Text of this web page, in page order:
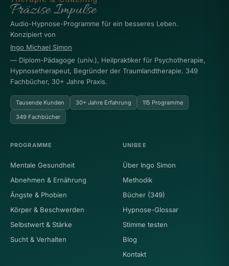
Audio-Hypnose-Programme für ein besseres Leben.
Konzipiert von
Ingo Michael Simon
— Diplom-Pädagoge (univ.), Heilpraktiker für Psychotherapie,
Hypnosetherapeut, Begründer der Traumlandtherapie. 349
Fachbücher, 30+ Jahre Praxis.
Tausende Kunden 30+ Jahre Erfahrung
115 Programme
349 Fachbücher
PROGRAMME
Mentale Gesundheit
Abnehmen & Ernährung
Ängste & Phobien
Körper & Beschwerden
Selbstwert & Stärke
Sucht & Verhalten
UNIBEE
Über Ingo Simon
Methodik
Bücher (349)
Hypnose-Glossar
Stimme testen
Blog
Kontakt